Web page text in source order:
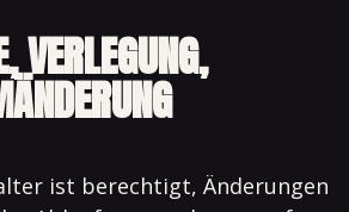
VERLEGUNG,
ist berechtigt, Änderungen